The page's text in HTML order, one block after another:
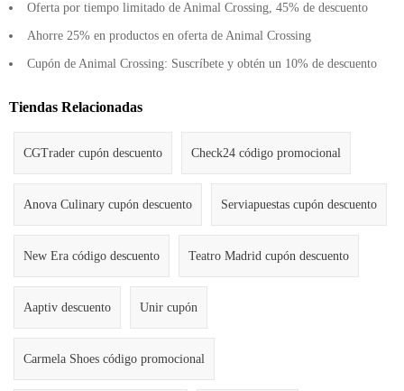
Oferta por tiempo limitado de Animal Crossing, 45% de descuento
Ahorre 25% en productos en oferta de Animal Crossing
Cupón de Animal Crossing: Suscríbete y obtén un 10% de descuento
Tiendas Relacionadas
CGTrader cupón descuento Check24 código promocional
Anova Culinary cupón descuento Serviapuestas cupón descuento
New Era código descuento Teatro Madrid cupón descuento
Aaptiv descuento Unir cupón
Carmela Shoes código promocional